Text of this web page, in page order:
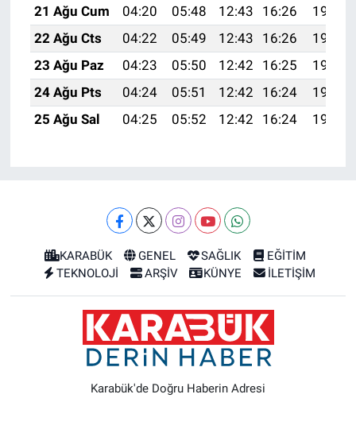
21 Ağu Cum
04:20 05:48 12:43 16:26
19:28
22 Ağu Cts
04:22 05:49 12:43 16:26
19:26
23 Ağu Paz
04:23 05:50 12:42 16:25
19:25
24 Ağu Pts
04:24 05:51 12:42 16:24
19:23
25 Ağu Sal
04:25 05:52 12:42 16:24 19:22
KARABÜK GENEL SAĞLIK
EĞİTİM
TEKNOLOJİ
ARŞİV KÜNYE İLETİŞİM
Karabük'de Doğru Haberin Adresi